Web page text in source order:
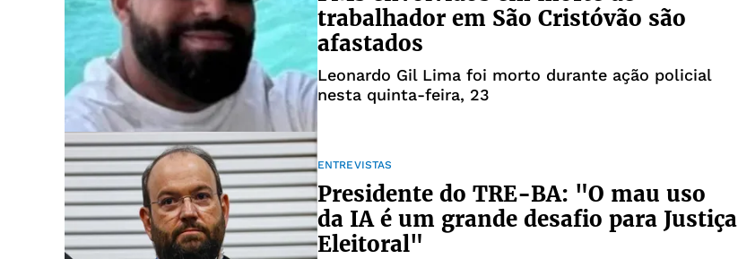
trabalhador em São Cristóvão são
afastados
Leonardo Gil Lima foi morto durante ação policial
nesta quinta-feira, 23
ENTREVISTAS
Presidente do TRE-BA: "O mau uso
da IA é um grande desafio para Justiça
Eleitoral"